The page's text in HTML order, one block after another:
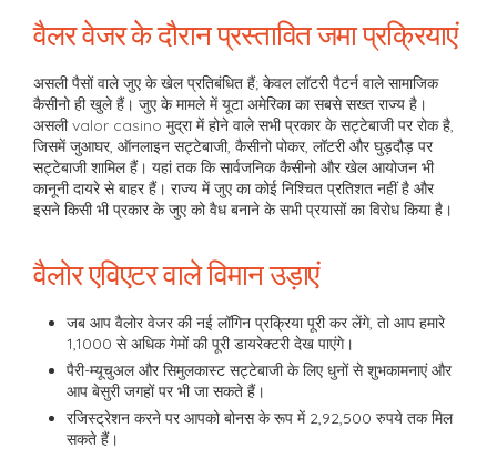
वैलर वेजर के दौरान प्रस्तावित जमा प्रक्रियाएं
असली पैसों वाले जुए के खेल प्रतिबंधित हैं; केवल लॉटरी पैटर्न वाले सामाजिक
कैसीनो ही खुले हैं। जुए के मामले में यूटा अमेरिका का सबसे सख्त राज्य है।
असलीvalor casino मुद्रा में होने वाले सभी प्रकार के सट्टेबाजी पर रोक है,
जिसमें जुआघर, ऑनलाइन सट्टेबाजी, कैसीनो पोकर, लॉटरी और घुड़दौड़ पर
सट्टेबाजी शामिल हैं। यहां तक ​​कि सार्वजनिक कैसीनो और खेल आयोजन भी
कानूनी दायरे से बाहर हैं। राज्य में जुए का कोई निश्चित प्रतिशत नहीं है और
इसने किसी भी प्रकार के जुए को वैध बनाने के सभी प्रयासों का विरोध किया है।
वैलोर एविएटर वाले विमान उड़ाएं
जब आप वैलोर वेजर की नई लॉगिन प्रक्रिया पूरी कर लेंगे, तो आप हमारे
1,1000 से अधिक गेमों की पूरी डायरेक्टरी देख पाएंगे।
पैरी-म्यूचुअल और सिमुलकास्ट सट्टेबाजी के लिए धुनों से शुभकामनाएं और
आप बेसुरी जगहों पर भी जा सकते हैं।
रजिस्ट्रेशन करने पर आपको बोनस के रूप में 2,92,500 रुपये तक मिल
सकते हैं।